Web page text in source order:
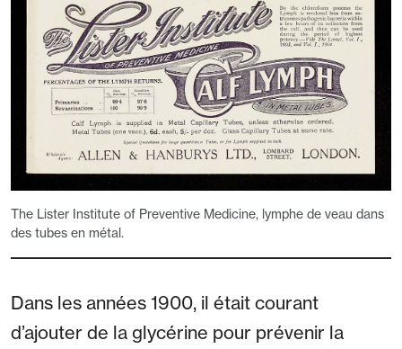
The Lister Institute of Preventive Medicine, lymphe de veau dans
des tubes en métal.
Dans les années 1900, il était courant
d’ajouter de la glycérine pour prévenir la